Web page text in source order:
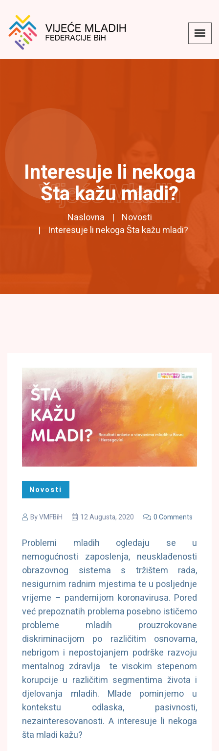
Interesuje li nekoga
Šta kažu mladi?
Naslovna
Novosti
Interesuje li nekoga Šta kažu mladi?
Vijeće Mladih
Novosti
ByVMFBiH 12 Augusta, 2020 0 Comments
Problemi mladih ogledaju se u
nemogućnosti zaposlenja, neusklađenosti
obrazovnog sistema s tržištem rada,
nesigurnim radnim mjestima te u posljednje
vrijeme – pandemijom koronavirusa. Pored
već prepoznatih problema posebno ističemo
probleme mladih prouzrokovane
diskriminacijom po različitim osnovama,
nebrigom i nepostojanjem podrške razvoju
mentalnog zdravlja te visokim stepenom
korupcije u različitim segmentima života i
djelovanja mladih. Mlade pominjemo u
kontekstu odlaska, pasivnosti,
nezainteresovanosti. A interesuje li nekoga
šta mladi kažu?